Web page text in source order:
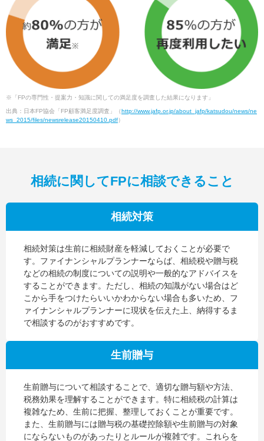
※「FPの専門性・提案力・知識に関しての満足度を調査した結果になります」
出典：日本FP協会「FP顧客満足度調査」（http://www.jafp.or.jp/about_jafp/katsudou/news/ne
ws_2015/files/newsrelease20150410.pdf）
相続に関してFPに相談できること
相続対策
相続対策は生前に相続財産を軽減しておくことが必要で
す。ファイナンシャルプランナーならば、相続税や贈与税
などの相続の制度についての説明や一般的なアドバイスを
することができます。ただし、相続の知識がない場合はど
こから手をつけたらいいかわからない場合も多いため、フ
ァイナンシャルプランナーに現状を伝えた上、納得するま
で相談するのがおすすめです。
生前贈与
生前贈与について相談することで、適切な贈与額や方法、
税務効果を理解することができます。特に相続税の計算は
複雑なため、生前に把握、整理しておくことが重要です。
また、生前贈与には贈与税の基礎控除額や生前贈与の対象
にならないものがあったりとルールが複雑です。これらを